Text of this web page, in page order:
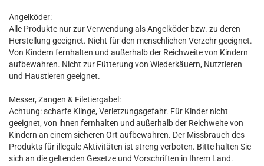
Angelköder:
Alle Produkte nur zur Verwendung als Angelköder bzw. zu deren
Herstellung geeignet. Nicht für den menschlichen Verzehr geeignet.
Von Kindern fernhalten und außerhalb der Reichweite von Kindern
aufbewahren. Nicht zur Fütterung von Wiederkäuern, Nutztieren
und Haustieren geeignet.
Messer, Zangen & Filetiergabel:
Achtung: scharfe Klinge, Verletzungsgefahr. Für Kinder nicht
geeignet, von ihnen fernhalten und außerhalb der Reichweite von
Kindern an einem sicheren Ort aufbewahren. Der Missbrauch des
Produkts für illegale Aktivitäten ist streng verboten. Bitte halten Sie
sich an die geltenden Gesetze und Vorschriften in Ihrem Land.